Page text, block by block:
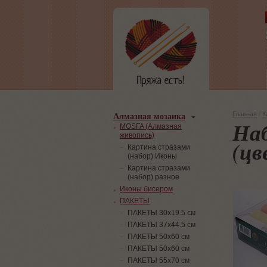
Главная
Алмазная мозаика
MOSFA (Алмазная
живопись)
Картина стразами
(набор) Иконы
Картина стразами
(набор) разное
Иконы бисером
ПАКЕТЫ
ПАКЕТЫ 30х19.5 см
ПАКЕТЫ 37х44.5 см
ПАКЕТЫ 50х60 см
ПАКЕТЫ 50х60 см
ПАКЕТЫ 55х70 см